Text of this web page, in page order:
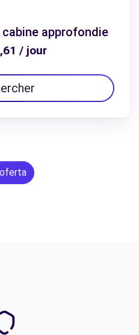
approfondie
/ jour